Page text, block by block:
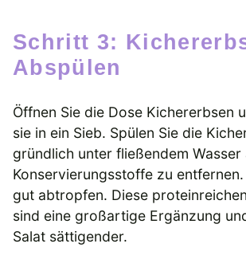
Schritt 3: Kichererbsen
Abspülen
Öffnen Sie die Dose Kichererbsen
sie in ein Sieb. Spülen Sie die
gründlich unter fließendem Wasser
Konservierungsstoffe zu entfernen.
gut abtropfen. Diese
sind eine großartige Ergänzung
Salat sättigender.